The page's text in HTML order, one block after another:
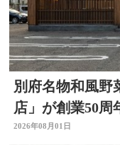
別府名物和風野
店」が創業50周
2026年08月01日